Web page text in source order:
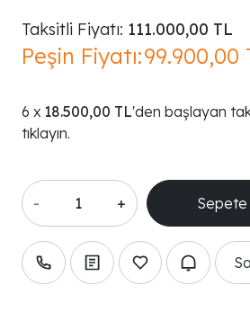
Taksitli Fiyatı: 111.000,00 TL
Peşin Fiyatı:99.900,00
18.500,00 TL'den başlayan
tıklayın.
- +